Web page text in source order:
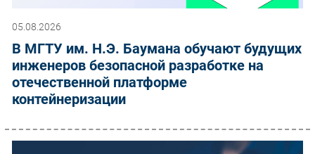
05.08.2026
В МГТУ им. Н.Э. Баумана обучают будущих
инженеров безопасной разработке на
отечественной платформе
контейнеризации